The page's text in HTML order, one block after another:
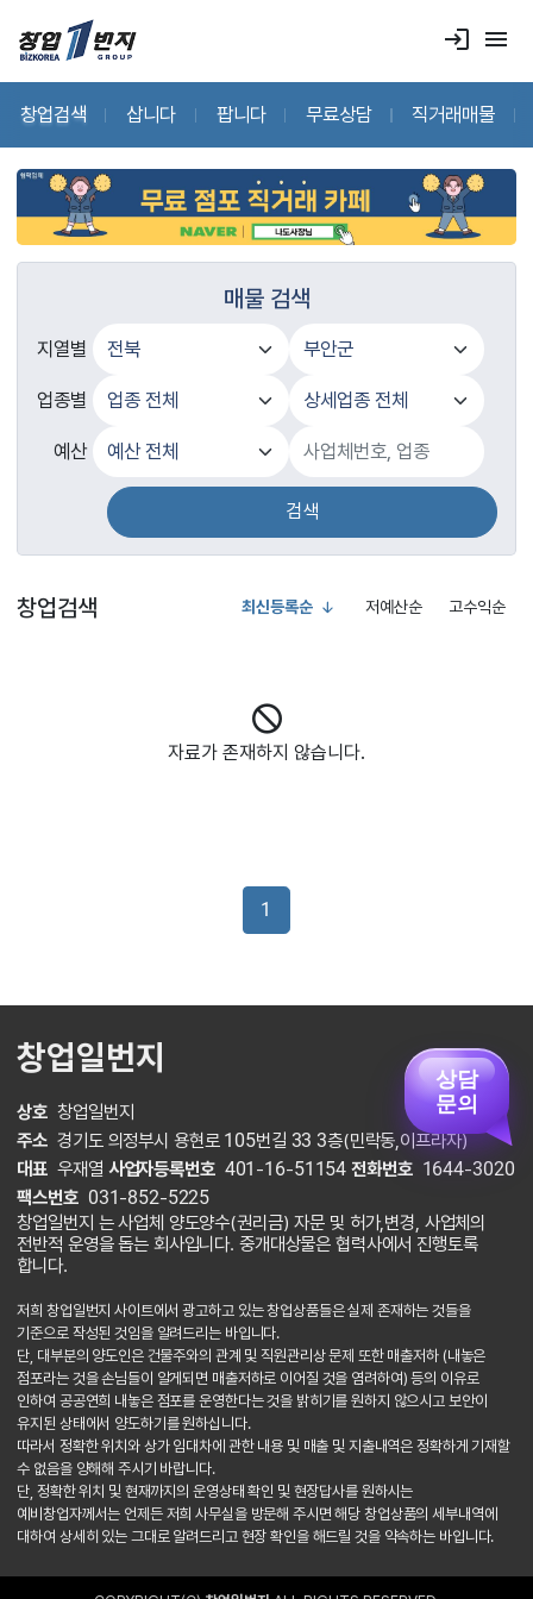
login menu
창업검색 삽니다 팝니다 무료상담 직거래매물
매물 검색
지열별
업종별
예산
검색
창업검색 최신등록순 저예산순 고수익순
자료가 존재하지 않습니다.
1
창업일번지
상호 창업일번지
주소 경기도 의정부시 용현로 105번길 33 3층(민락동,이프라자)
대표 우재열 사업자등록번호 401-16-51154 전화번호 1644-3020
팩스번호 031-852-5225
창업일번지 는 사업체 양도양수(권리금) 자문 및 허가,변경, 사업체의
전반적 운영을 돕는 회사입니다. 중개대상물은 협력사에서 진행토록
합니다.
저희 창업일번지 사이트에서 광고하고 있는 창업상품들은 실제 존재하는 것들을
기준으로 작성된 것임을 알려드리는 바입니다.
단, 대부분의 양도인은 건물주와의 관계 및 직원관리상 문제 또한 매출저하 (내놓은
점포라는 것을 손님들이 알게되면 매출저하로 이어질 것을 염려하여) 등의 이유로
인하여 공공연희 내놓은 점포를 운영한다는 것을 밝히기를 원하지 않으시고 보안이
유지된 상태에서 양도하기를 원하십니다.
따라서 정확한 위치와 상가 임대차에 관한 내용 및 매출 및 지출내역은 정확하게 기재할
수 없음을 양해해 주시기 바랍니다.
단, 정확한 위치 및 현재까지의 운영상태 확인 및 현장답사를 원하시는
예비창업자께서는 언제든 저희 사무실을 방문해 주시면 해당 창업상품의 세부내역에
대하여 상세히 있는 그대로 알려드리고 현장 확인을 해드릴 것을 약속하는 바입니다.
상담
문의